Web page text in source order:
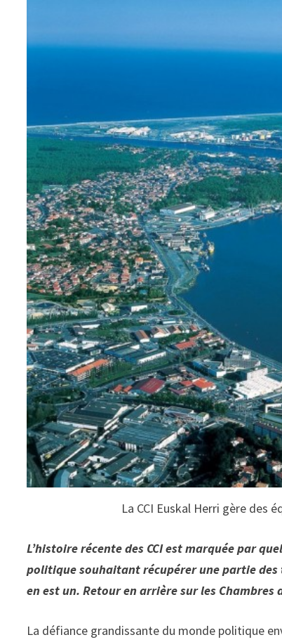
La CCI Euskal Herri gère des
L’histoire récente des CCI est marquée par
politique souhaitant récupérer une partie des
en est un. Retour en arrière sur les Chambres
La défiance grandissante du monde politique